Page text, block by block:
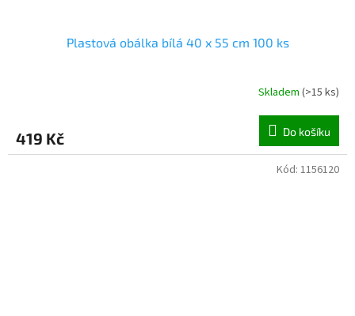
Plastová obálka bílá 40 x 55 cm 100 ks
Skladem (>15 ks)
419 Kč Do košíku
Kód: 1156120